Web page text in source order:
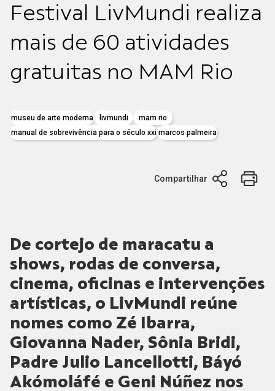
Festival LivMundi realiza
mais de 60 atividades
gratuitas no MAM Rio
museu de arte moderna livmundi
mam rio
manual de sobrevivência para o século xxi marcos palmeira
Compartilhar
De cortejo de maracatu a
shows, rodas de conversa,
cinema, oficinas e intervenções
artísticas, o LivMundi reúne
nomes como Zé Ibarra,
Giovanna Nader, Sônia Bridi,
Padre Julio Lancellotti, Báyó
Akómoláfé e Geni Núñez nos